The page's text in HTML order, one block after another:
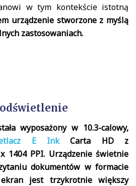
w tym kontekście istotną
urządzenie stworzone z myślą
zastosowaniach.
wyposażony w 10.3-calowy,
E InkCarta HD z
1404 PPI. Urządzenie świetnie
dokumentów w formacie
jest trzykrotnie większy